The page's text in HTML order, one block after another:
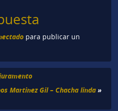
para publicar un
Martinez Gil – Chacha linda »